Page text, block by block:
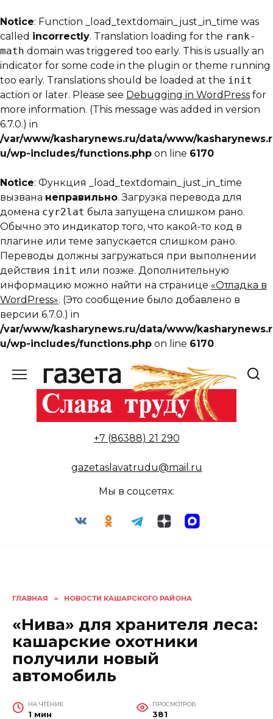
Notice: Function _load_textdomain_just_in_time was
called incorrectly. Translation loading for the rank-
math domain was triggered too early. This is usually an
indicator for some code in the plugin or theme running
too early. Translations should be loaded at the init
action or later. Please see Debugging in WordPress for
more information. (This message was added in version
6.7.0.) in
/var/www/kasharynews.ru/data/www/kasharynews.r
u/wp-includes/functions.php on line 6170
Notice: Функция _load_textdomain_just_in_time
вызвана неправильно. Загрузка перевода для
домена cyr2lat была запущена слишком рано.
Обычно это индикатор того, что какой-то код в
плагине или теме запускается слишком рано.
Переводы должны загружаться при выполнении
действия init или позже. Дополнительную
информацию можно найти на странице «Отладка в
WordPress». (Это сообщение было добавлено в
версии 6.7.0.) in
/var/www/kasharynews.ru/data/www/kasharynews.r
u/wp-includes/functions.php on line 6170
содержанию
+7 (86388) 21 290
gazetaslavatrudu@mail.ru
Мы в соцсетях:
ГЛАВНАЯ » НОВОСТИ КАШАРСКОГО РАЙОНА
«Нива» для хранителя леса:
кашарские охотники
получили новый
автомобиль
НА ЧТЕНИЕ
1 мин
ПРОСМОТРОВ
381